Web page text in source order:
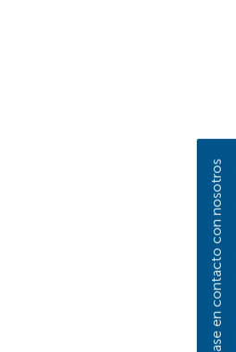
Póngase en contacto con nosotros